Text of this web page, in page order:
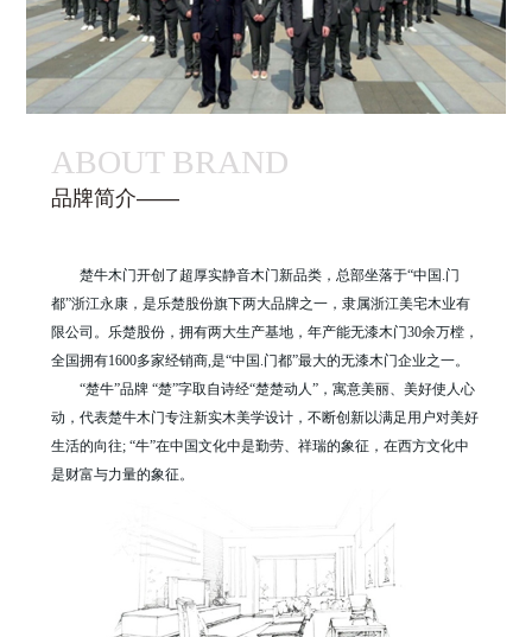
ABOUT BRAND
品牌简介——
楚牛木门开创了超厚实静音木门新品类，总部坐落于“中国.门
都”浙江永康，是乐楚股份旗下两大品牌之一，隶属浙江美宅木业有
限公司。乐楚股份，拥有两大生产基地，年产能无漆木门30余万樘，
全国拥有1600多家经销商,是“中国.门都”最大的无漆木门企业之一。
“楚牛”品牌 “楚”字取自诗经“楚楚动人”，寓意美丽、美好使人心
动，代表楚牛木门专注新实木美学设计，不断创新以满足用户对美好
生活的向往; “牛”在中国文化中是勤劳、祥瑞的象征，在西方文化中
是财富与力量的象征。